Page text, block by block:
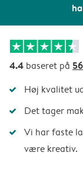
4.4 baseret på
Høj kvalitet
Det tager
Vi har faste
være kreativ.